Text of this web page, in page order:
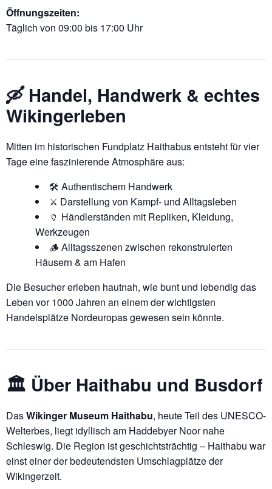
Öffnungszeiten:
Täglich von 09:00 bis 17:00 Uhr
🛶 Handel, Handwerk & echtes
Wikingerleben
Mitten im historischen Fundplatz Haithabus entsteht für vier
Tage eine faszinierende Atmosphäre aus:
🛠️ Authentischem Handwerk
⚔️ Darstellung von Kampf- und Alltagsleben
🏺 Händlerständen mit Repliken, Kleidung,
Werkzeugen
🪵 Alltagsszenen zwischen rekonstruierten
Häusern & am Hafen
Die Besucher erleben hautnah, wie bunt und lebendig das
Leben vor 1000 Jahren an einem der wichtigsten
Handelsplätze Nordeuropas gewesen sein könnte.
🏛️ Über Haithabu und Busdorf
DasWikinger Museum Haithabu, heute Teil des UNESCO-
Welterbes, liegt idyllisch am Haddebyer Noor nahe
Schleswig. Die Region ist geschichtsträchtig – Haithabu war
einst einer der bedeutendsten Umschlagplätze der
Wikingerzeit.